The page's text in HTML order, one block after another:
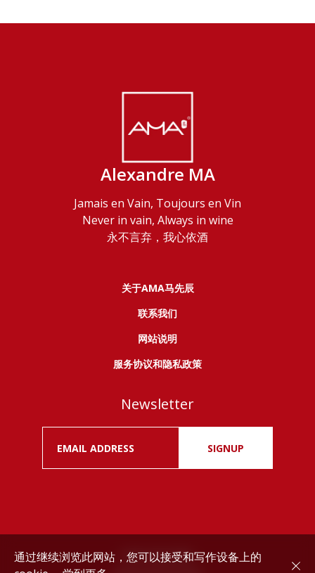
Alexandre MA
Jamais en Vain, Toujours en Vin
Never in vain, Always in wine
永不言弃，我心依酒
关于AMA马先辰
联系我们
网站说明
服务协议和隐私政策
Newsletter
SIGNUP
Drink responsibly.
通过继续浏览此网站，您可以接受和写作设备上的